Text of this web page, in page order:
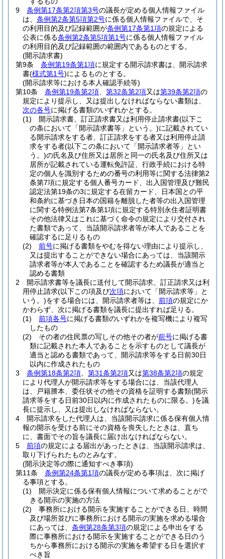
9
条例第17条第2項第3号の議長が定める個人情報ファイル
は、 条例第2条第5項第2号に係る個人情報ファイルで、そ
の利用目的及び記録範囲が条例第17条第1項の規定による
公表に係る条例第2条第5項第1号に係る個人情報ファイル
の利用目的及び記録範囲の範囲内であるものとする。
(開示請求書)
第9条
条例第19条第1項に規定する開示請求書は、開示請求
書(様式第1号)によるものとする。
(開示請求等における本人確認手続等)
第10条
条例第19条第2項 第32条第2項又は第39条第2項の
規定により提示し、又は提出しなければならない書類は、
次の各号に掲げる書類のいずれかとする。
(1)
開示請求書、訂正請求書又は利用停止請求書(以下こ
の条において「開示請求書等」という。)に記載されてい
る開示請求をする者、訂正請求をする者又は利用停止請
求をする者(以下この条において「開示請求者等」とい
う。)の氏名及び住所又は居所と同一の氏名及び住所又は
居所が記載されている運転免許証、行政手続における特
定の個人を識別するための番号の利用等に関する法律第2
条第7項に規定する個人番号カード、出入国管理及び難民
認定法第19条の3に規定する在留カード、日本国との平
和条約に基づき日本の国籍を離脱した者等の出入国管理
に関する特例法第7条第1項に規定する特別永住者証明書
その他法律又はこれに基づく命令の規定により交付され
た書類であって、当該開示請求者等が本人であることを
確認するに足りるもの
(2)
前号に掲げる書類をやむを得ない理由により提示し、
又は提出することができない場合にあっては、当該開示
請求者等が本人であることを確認するため議長が適当と
認める書類
2
開示請求書等を議長に送付して開示請求、訂正請求又は利
用停止請求(以下この項及び次項において「開示請求等」と
いう。)をする場合には、開示請求者等は、 前項の規定にか
かわらず、次に掲げる書類を議長に提出すれば足りる。
(1)
前項各号に掲げる書類のいずれかを複写機により複写
したもの
(2)
その者の住民票の写しその他その者が前号に掲げる書
類に記載された本人であることを示すものとして議長が
適当と認める書類であって、開示請求等をする日前30日
以内に作成されたもの
3
条例第18条第2項 第31条第2項又は第38条第2項の規定
により代理人が開示請求等をする場合には、当該代理人
は、戸籍謄本、委任状その他その資格を証明する書類(開示
請求等をする日前30日以内に作成されたものに限る。)を議
長に提示し、又は提出しなければならない。
4
開示請求をした代理人は、当該開示請求に係る保有個人情
報の開示を受ける前にその資格を喪失したときは、直ち
に、書面でその旨を議長に届け出なければならない。
5
前項の規定による届出があったときは、当該開示請求は、
取り下げられたものとみなす。
(開示決定等の際に通知すべき事項)
第11条
条例第24条第1項の議長が定める事項は、次に掲げ
る事項とする。
(1)
開示決定に係る保有個人情報について求めることがで
きる開示の実施の方法
(2)
事務所における開示を実施することができる日、時間
及び場所並びに事務所における開示の実施を求める場合
にあっては、 条例第28条第3項の規定による申出をする
際に事務所における開示を実施することができる日のう
ちから事務所における開示の実施を希望する日を選択す
べき旨